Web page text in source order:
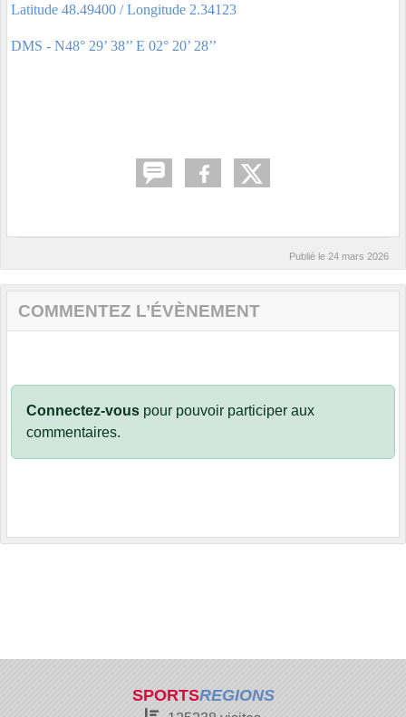
Latitude 48.49400 / Longitude 2.34123
DMS - N48° 29’ 38’’ E 02° 20’ 28’’
Publié le 24 mars 2026
COMMENTEZ L’ÉVÈNEMENT
Connectez-vous pour pouvoir participer aux
commentaires.
SPORTSREGIONS